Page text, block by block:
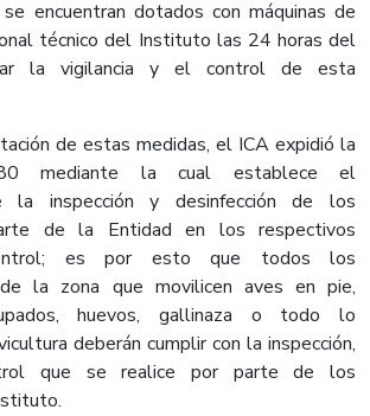
encuentran dotados con máquinas de
técnico del Instituto las 24 horas del
la vigilancia y el control de esta
de estas medidas, el ICA expidió la
mediante la cual establece el
la inspección y desinfección de los
de la Entidad en los respectivos
es por esto que todos los
la zona que movilicen aves en pie,
huevos, gallinaza o todo lo
deberán cumplir con la inspección,
que se realice por parte de los